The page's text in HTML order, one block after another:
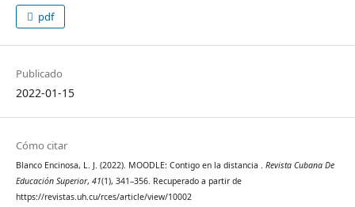
pdf
Publicado
2022-01-15
Cómo citar
Blanco Encinosa, L. J. (2022). MOODLE: Contigo en la distancia . Revista Cubana De
Educación Superior, 41(1), 341–356. Recuperado a partir de
https://revistas.uh.cu/rces/article/view/10002